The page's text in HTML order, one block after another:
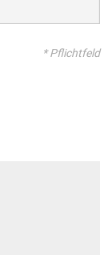
* Pflichtfeld